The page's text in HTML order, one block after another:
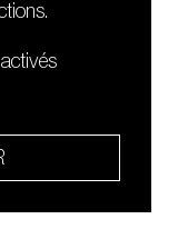
activés